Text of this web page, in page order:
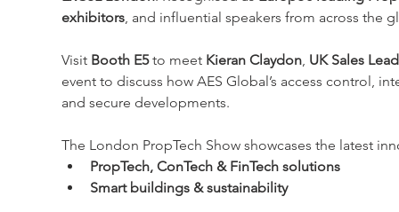
exhibitors, and influential speakers from across the
Visit Booth E5 to meet Kieran Claydon, UK Sales
event to discuss how AES Global’s access control,
and secure developments.
The London PropTech Show showcases the latest
PropTech, ConTech & FinTech solutions
Smart buildings & sustainability